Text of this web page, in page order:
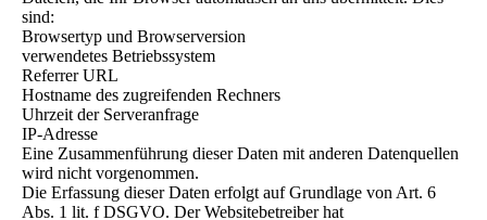
sind:
Browsertyp und Browserversion
verwendetes Betriebssystem
Referrer URL
Hostname des zugreifenden Rechners
Uhrzeit der Serveranfrage
IP-Adresse
Eine Zusammenführung dieser Daten mit anderen Datenquellen
wird nicht vorgenommen.
Die Erfassung dieser Daten erfolgt auf Grundlage von Art. 6
Abs. 1 lit. f DSGVO. Der Websitebetreiber hat